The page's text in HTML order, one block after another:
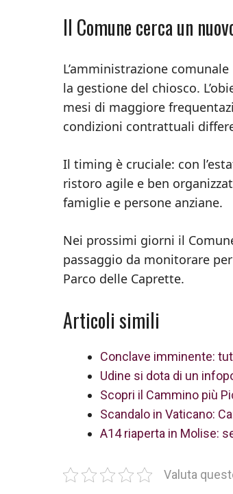
Il Comune cerca un
L’amministrazione
la gestione del chiosco.
mesi di maggiore
condizioni contrattuali
Il timing è cruciale: con
ristoro agile e ben
famiglie e persone anziane.
Nei prossimi giorni il
passaggio da monitorare
Parco delle Caprette.
Articoli simili
Conclave imminente:
Udine si dota di un
Scopri il Cammino più
Scandalo in Vaticano:
A14 riaperta in Molise:
Valuta